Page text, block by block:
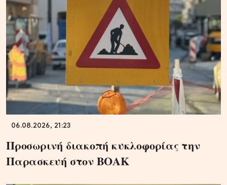
06.08.2026, 21:23
Προσωρινή διακοπή κυκλοφορίας την
Παρασκευή στον ΒΟΑΚ